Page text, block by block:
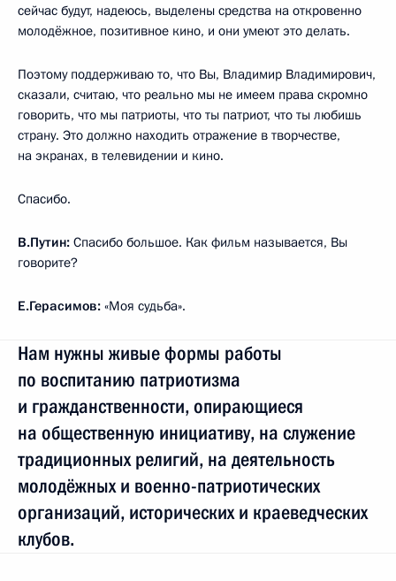
сейчас будут, надеюсь, выделены средства на откровенно
молодёжное, позитивное кино, и они умеют это делать.
Поэтому поддерживаю то, что Вы, Владимир Владимирович,
сказали, считаю, что реально мы не имеем права скромно
говорить, что мы патриоты, что ты патриот, что ты любишь
страну. Это должно находить отражение в творчестве,
на экранах, в телевидении и кино.
Спасибо.
В.Путин: Спасибо большое. Как фильм называется, Вы
говорите?
Е.Герасимов: «Моя судьба».
Нам нужны живые формы работы
по воспитанию патриотизма
и гражданственности, опирающиеся
на общественную инициативу, на служение
традиционных религий, на деятельность
молодёжных и военно-патриотических
организаций, исторических и краеведческих
клубов.